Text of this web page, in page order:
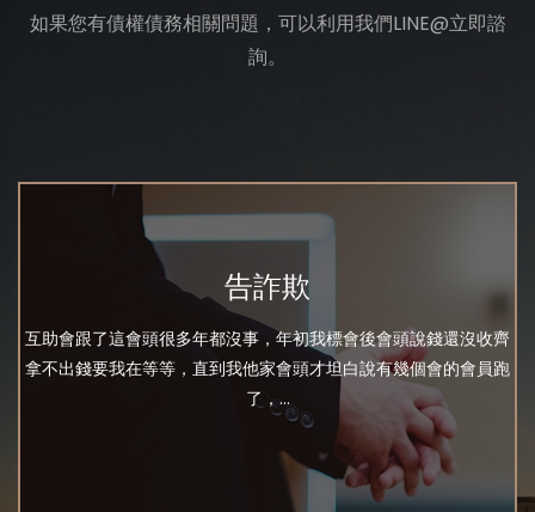
如果您有債權債務相關問題，可以利用我們LINE@立即諮
詢。
告詐欺
互助會跟了這會頭很多年都沒事，年初我標會後會頭說錢還沒收齊
拿不出錢要我在等等，直到我他家會頭才坦白說有幾個會的會員跑
了，...